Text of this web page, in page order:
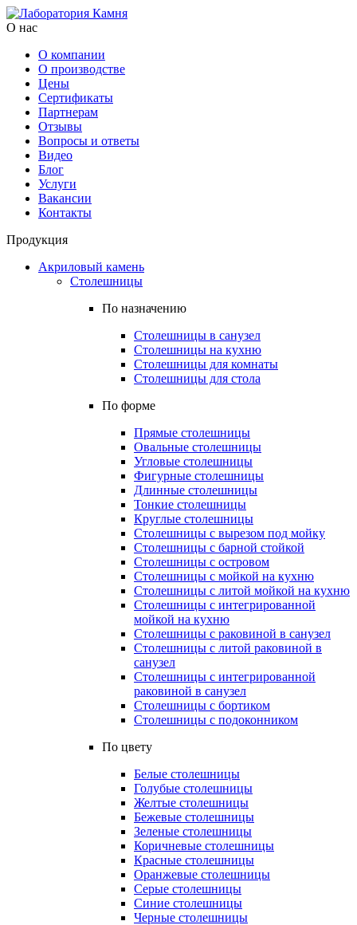
О нас
О компании
О производстве
Цены
Cертификаты
Партнерам
Отзывы
Вопросы и ответы
Видео
Блог
Услуги
Вакансии
Контакты
Продукция
Акриловый камень
Столешницы
По назначению
Столешницы в санузел
Столешницы на кухню
Столешницы для комнаты
Столешницы для стола
По форме
Прямые столешницы
Овальные столешницы
Угловые столешницы
Фигурные столешницы
Длинные столешницы
Тонкие столешницы
Круглые столешницы
Столешницы с вырезом под мойку
Столешницы с барной стойкой
Столешницы с островом
Столешницы с мойкой на кухню
Столешницы с литой мойкой на кухню
Столешницы с интегрированной
мойкой на кухню
Столешницы с раковиной в санузел
Столешницы с литой раковиной в
санузел
Столешницы с интегрированной
раковиной в санузел
Столешницы с бортиком
Столешницы с подоконником
По цвету
Белые столешницы
Голубые столешницы
Желтые столешницы
Бежевые столешницы
Зеленые столешницы
Коричневые столешницы
Красные столешницы
Оранжевые столешницы
Серые столешницы
Синие столешницы
Черные столешницы